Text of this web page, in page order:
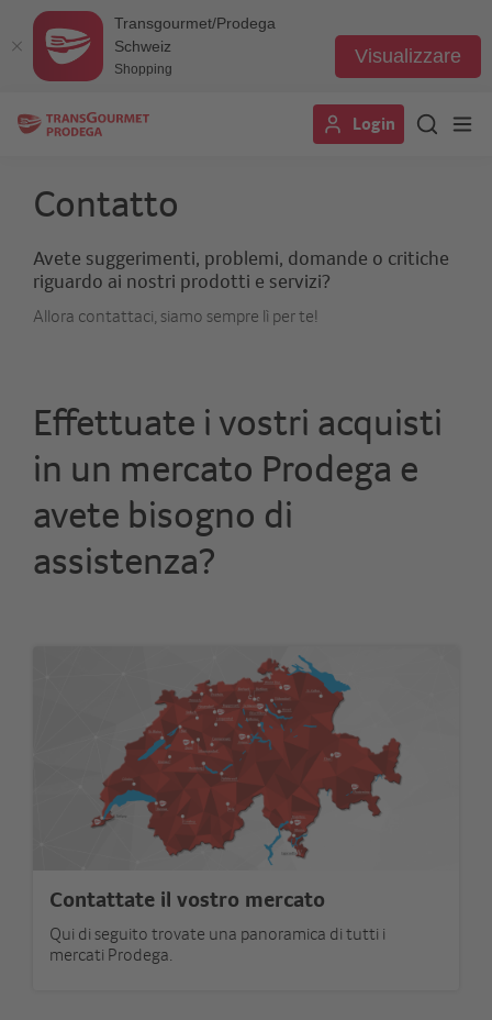
Transgourmet/Prodega
Schweiz
Shopping
Visualizzare
Login
Contatto
Avete suggerimenti, problemi, domande o critiche
riguardo ai nostri prodotti e servizi?
Allora contattaci, siamo sempre lì per te!
Effettuate i vostri acquisti
in un mercato Prodega e
avete bisogno di
assistenza?
Contattate il vostro mercato
Qui di seguito trovate una panoramica di tutti i
mercati Prodega.